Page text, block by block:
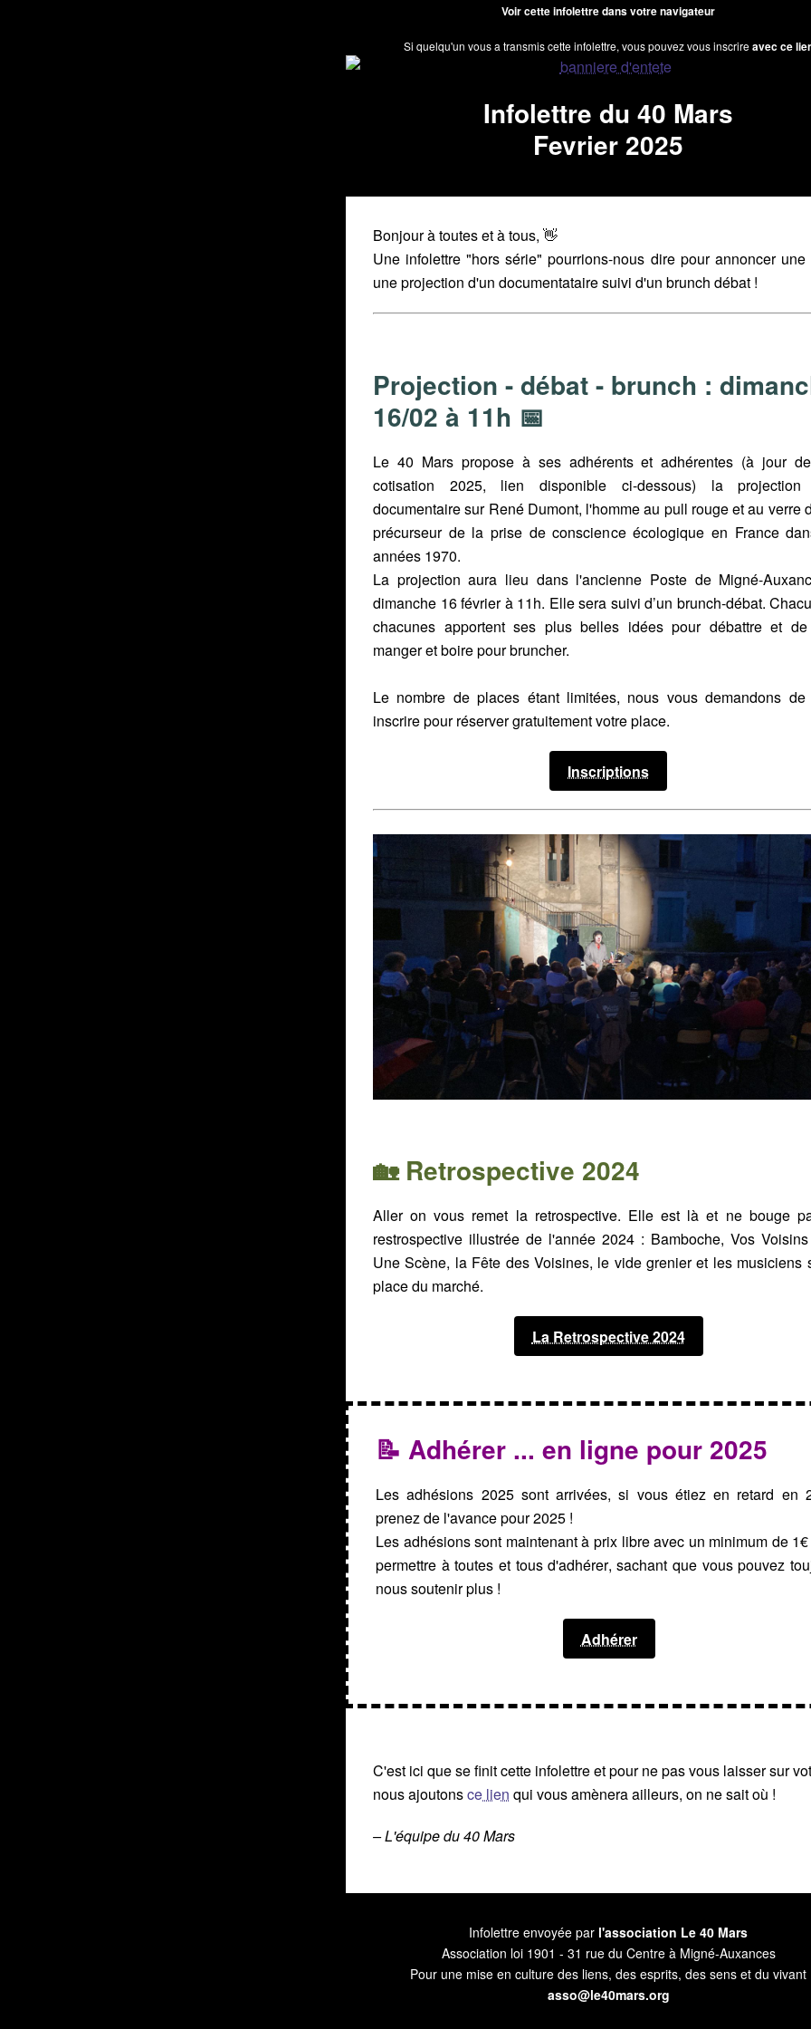
Voir cette infolettre dans votre navigateur
Si quelqu'un vous a transmis cette infolettre, vous pouvez vous inscrireavec ce
Infolettre du 40 Mars
Fevrier 2025
Bonjour à toutes et à tous, 👋
Une infolettre "hors série" pourrions-nous dire pour annoncer une
une projection d'un documentataire suivi d'un brunch débat !
Projection - débat - brunch :
16/02 à 11h 📅
Le 40 Mars propose à ses adhérents et adhérentes (à jour
cotisation 2025, lien disponible ci-dessous) la projection
documentaire sur René Dumont, l'homme au pull rouge et au verre
précurseur de la prise de conscience écologique en France
années 1970.
La projection aura lieu dans l'ancienne Poste de Migné-
dimanche 16 février à 11h. Elle sera suivi d’un brunch-débat.
chacunes apportent ses plus belles idées pour débattre et
manger et boire pour bruncher.
Le nombre de places étant limitées, nous vous demandons de
inscrire pour réserver gratuitement votre place.
Inscriptions
🏡 Retrospective 2024
Aller on vous remet la retrospective. Elle est là et ne bouge
restrospective illustrée de l'année 2024 : Bamboche, Vos
Une Scène, la Fête des Voisines, le vide grenier et les musiciens
place du marché.
La Retrospective 2024
📝 Adhérer ... en ligne pour 2025
Les adhésions 2025 sont arrivées, si vous étiez en retard en
prenez de l'avance pour 2025 !
Les adhésions sont maintenant à prix libre avec un minimum de
permettre à toutes et tous d'adhérer, sachant que vous pouvez
nous soutenir plus !
Adhérer
C'est ici que se finit cette infolettre et pour ne pas vous laisser sur
nous ajoutonsce lien qui vous amènera ailleurs, on ne sait où !
– L'équipe du 40 Mars
Infolettre envoyée par l'association Le 40 Mars
Association loi 1901 - 31 rue du Centre à Migné-Auxances
Pour une mise en culture des liens, des esprits, des sens et du vivant
asso@le40mars.org